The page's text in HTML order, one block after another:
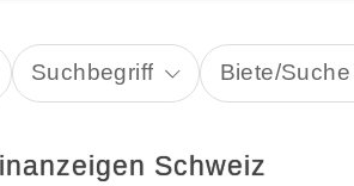
Suchbegriff Biete/Suche
Schweiz